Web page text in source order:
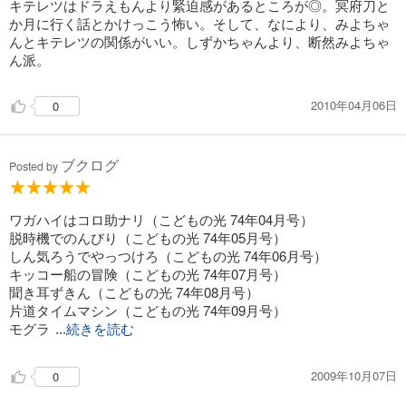
キテレツはドラえもんより緊迫感があるところが◎。冥府刀と
か月に行く話とかけっこう怖い。そして、なにより、みよちゃ
んとキテレツの関係がいい。しずかちゃんより、断然みよちゃ
ん派。
0 2010年04月06日
Posted by ブクログ
ワガハイはコロ助ナリ（こどもの光 74年04月号）
脱時機でのんびり（こどもの光 74年05月号）
しん気ろうでやっつけろ（こどもの光 74年06月号）
キッコー船の冒険（こどもの光 74年07月号）
聞き耳ずきん（こどもの光 74年08月号）
片道タイムマシン（こどもの光 74年09月号）
モグラ ...続きを読む
0 2009年10月07日